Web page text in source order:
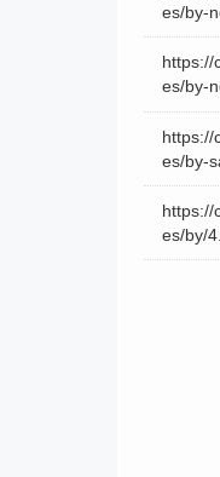
es/by-
https://
es/by-
https://
es/by-
https://
es/by/